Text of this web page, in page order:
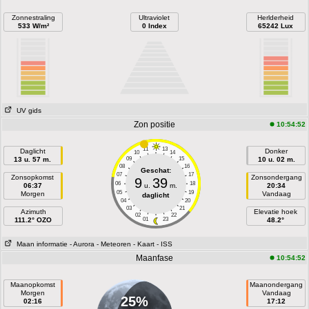
Zonnestraling
533 W/m²
Ultraviolet
0 Index
Herlderheid
65242 Lux
UV gids
Zon positie 10:54:52
Daglicht
13 u. 57 m.
Zonsopkomst
06:37
Morgen
Azimuth
111.2° OZO
11 13
10
14
09
15
08
16
07
17
06
18
05
19
04
20
03
21
02
22
01 23
Geschat:
9u. 39m.
daglicht
Donker
10 u. 02 m.
Zonsondergang
20:34
Vandaag
Elevatie hoek
48.2°
Maan informatie - Aurora - Meteoren - Kaart - ISS
Maanfase 10:54:52
Maanopkomst
Morgen
02:16
25%
Maanondergang
Vandaag
17:12